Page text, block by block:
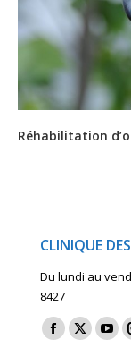
Réhabilitation
CLINIQUE
Du lundi au
8427
Find us on:
Facebook
X